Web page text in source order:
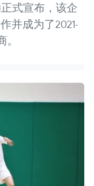
式宣布，该企
并成为了2021-